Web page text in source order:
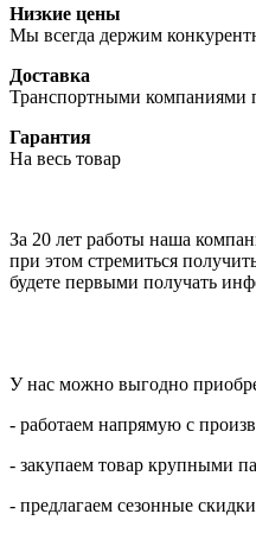
Низкие цены
Мы всегда держим
Доставка
Транспортными компаниями
Гарантия
На весь товар
За 20 лет работы наша
при этом стремиться
будете первыми получать
У нас можно выгодно
- работаем напрямую с
- закупаем товар крупными
- предлагаем сезонные скидки